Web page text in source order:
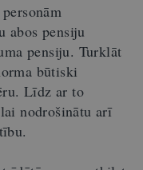
abos pensiju
pensiju. Turklāt
būtiski
Līdz ar to
nodrošinātu arī